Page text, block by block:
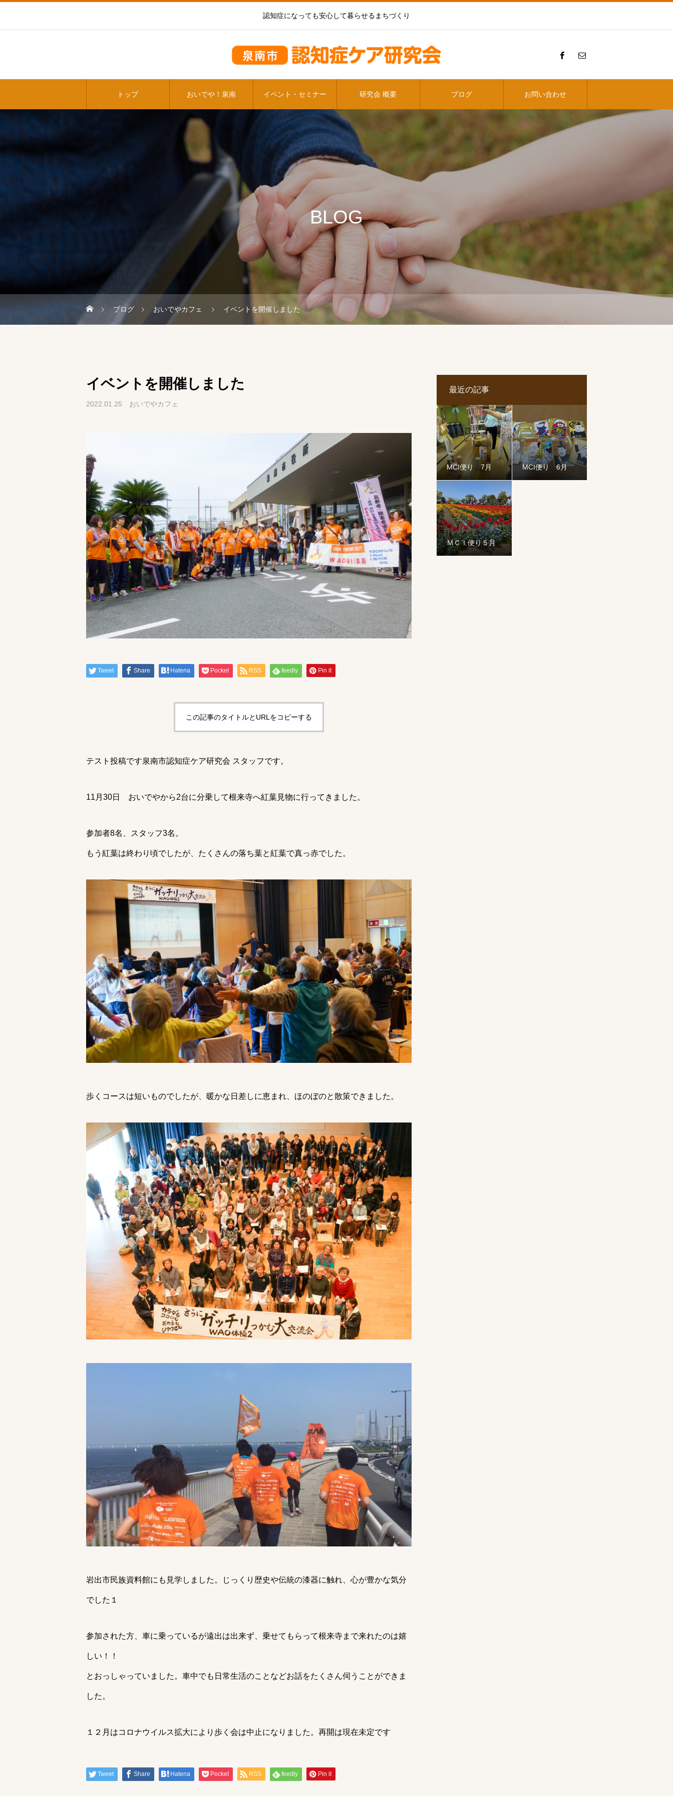
認知症になっても安心して暮らせるまちづくり
トップ おいでや！泉南 イベント・セミナー 研究会 概要 ブログ お問い合わせ
BLOG
ブログ おいでやカフェ イベントを開催しました
イベントを開催しました
2022.01.25 おいでやカフェ
Tweet Share Hatena Pocket RSS feedly Pin it
この記事のタイトルとURLをコピーする
テスト投稿です泉南市認知症ケア研究会 スタッフです。
11月30日 おいでやから2台に分乗して根来寺へ紅葉見物に行ってきました。
参加者8名、スタッフ3名。
もう紅葉は終わり頃でしたが、たくさんの落ち葉と紅葉で真っ赤でした。
歩くコースは短いものでしたが、暖かな日差しに恵まれ、ほのぼのと散策できました。
岩出市民族資料館にも見学しました。じっくり歴史や伝統の漆器に触れ、心が豊かな気分
でした１
参加された方、車に乗っているが遠出は出来ず、乗せてもらって根来寺まで来れたのは嬉
しい！！
とおっしゃっていました。車中でも日常生活のことなどお話をたくさん伺うことができま
した。
１２月はコロナウイルス拡大により歩く会は中止になりました。再開は現在未定です
Tweet Share Hatena Pocket RSS feedly Pin it
最近の記事
MCI便り 7月 MCI便り 6月
ＭＣＩ便り５月